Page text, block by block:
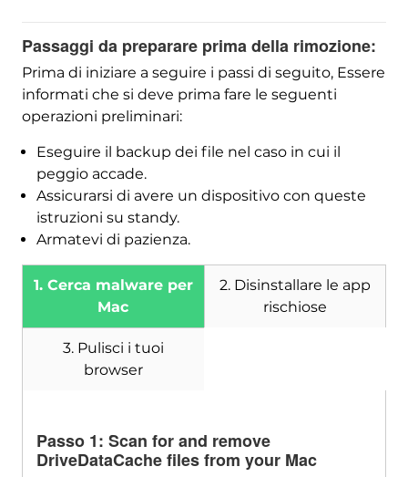
Passaggi da preparare prima della rimozione:
Prima di iniziare a seguire i passi di seguito, Essere
informati che si deve prima fare le seguenti
operazioni preliminari:
Eseguire il backup dei file nel caso in cui il
peggio accade.
Assicurarsi di avere un dispositivo con queste
istruzioni su standy.
Armatevi di pazienza.
1. Cerca malware per
Mac
2. Disinstallare le app
rischiose
3. Pulisci i tuoi
browser
Passo 1: Scan for and remove
DriveDataCache files from your Mac